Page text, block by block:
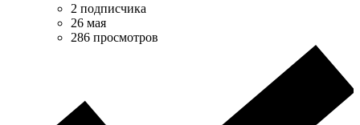
2 подписчика
26 мая
286 просмотров